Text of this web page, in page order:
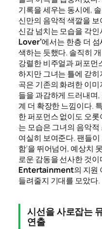
기록을 세우는 동시에,
신만의 음악적 색깔을 보
신감 넘치는 모습을 각
Lover’에서는 한층 더
색하는 듯했다. 솔직히
강렬한 비주얼과 퍼포먼
하지만 그녀는 틀에 갇
곡은 기존의 화려한 이
들을 과감하게 드러내며
계 더 확장한 느낌이다.
한 퍼포먼스 없이도 오
는 모습은 그녀의 음악
여실히 보여준다. 팬들이
함’을 뛰어넘어, 예상치
로운 감동을 선사한 것이
Entertainment의 지원
들려줄지 기대를 모았다.
시선을 사로잡는
연출